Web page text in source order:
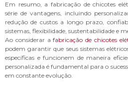
Em resumo, a fabricação de chicotes
série de vantagens, incluindo
redução de custos a longo prazo,
sistemas, flexibilidade, sustentabilidade e
Ao considerar afabricação de chicotes
podem garantir que seus sistemas
específicas e funcionem de maneira
personalizada é fundamental para o
em constante evolução.